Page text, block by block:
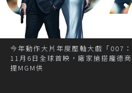
今年動作大片年度壓軸大戲「007
11月6日全球首映，廠家搶搭龐德
提MGM供